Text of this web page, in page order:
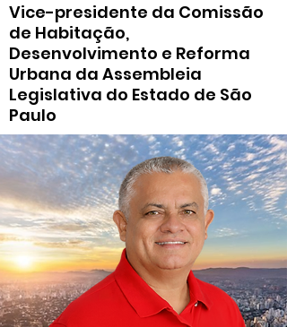
Vice-presidente da Comissão
de Habitação,
Desenvolvimento e Reforma
Urbana da Assembleia
Legislativa do Estado de São
Paulo